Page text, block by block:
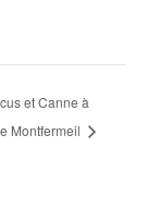
et Canne à
Montfermeil